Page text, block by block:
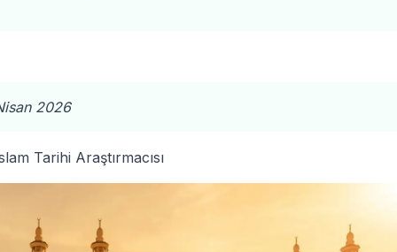
2026
Tarihi Araştırmacısı